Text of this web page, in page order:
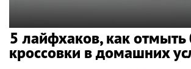
5 лайфхаков, как
кроссовки в домашних